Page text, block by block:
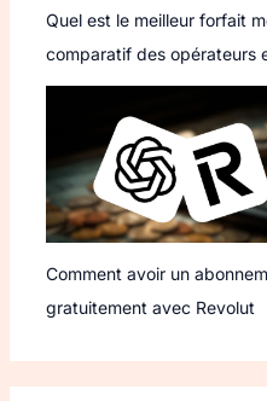
Quel est le meilleur forfait
comparatif des opérateurs
Comment avoir un
gratuitement avec Revolut